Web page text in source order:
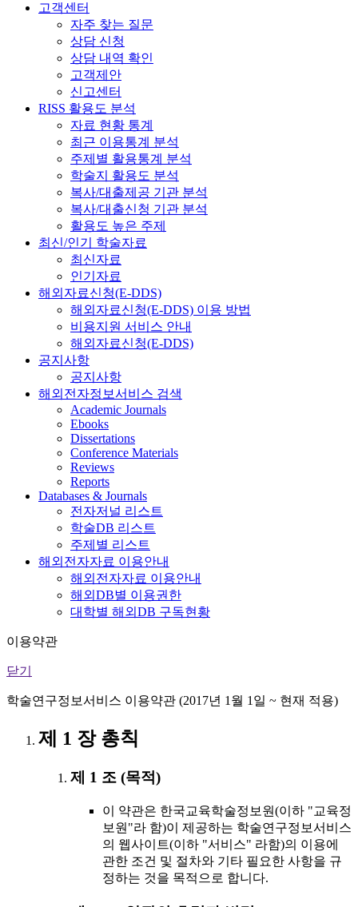
고객센터
자주 찾는 질문
상담 신청
상담 내역 확인
고객제안
신고센터
RISS 활용도 분석
자료 현황 통계
최근 이용통계 분석
주제별 활용통계 분석
학술지 활용도 분석
복사/대출제공 기관 분석
복사/대출신청 기관 분석
활용도 높은 주제
최신/인기 학술자료
최신자료
인기자료
해외자료신청(E-DDS)
해외자료신청(E-DDS) 이용 방법
비용지원 서비스 안내
해외자료신청(E-DDS)
공지사항
공지사항
해외전자정보서비스 검색
Academic Journals
Ebooks
Dissertations
Conference Materials
Reviews
Reports
Databases & Journals
전자저널 리스트
학술DB 리스트
주제별 리스트
해외전자자료 이용안내
해외전자자료 이용안내
해외DB별 이용권한
대학별 해외DB 구독현황
이용약관
닫기
학술연구정보서비스 이용약관 (2017년 1월 1일 ~ 현재 적용)
제 1 장 총칙
제 1 조 (목적)
이 약관은 한국교육학술정보원(이하 "교육정
보원"라 함)이 제공하는 학술연구정보서비스
의 웹사이트(이하 "서비스" 라함)의 이용에
관한 조건 및 절차와 기타 필요한 사항을 규
정하는 것을 목적으로 합니다.